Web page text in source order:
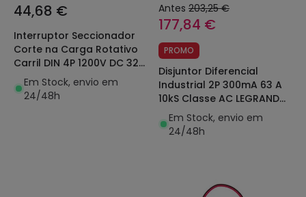
44,68 €
Interruptor Seccionador
Corte na Carga Rotativo
Carril DIN 4P 1200V DC 32A
Instalação Fotovoltaica
MAXGE
Em Stock, envio em
24/48h
Antes 203,25 €
177,84 €
PROMO
Disjuntor Diferencial
Industrial 2P 300mA 63 A
10kS Classe AC LEGRAND
DX³ 411506
Em Stock, envio em
24/48h